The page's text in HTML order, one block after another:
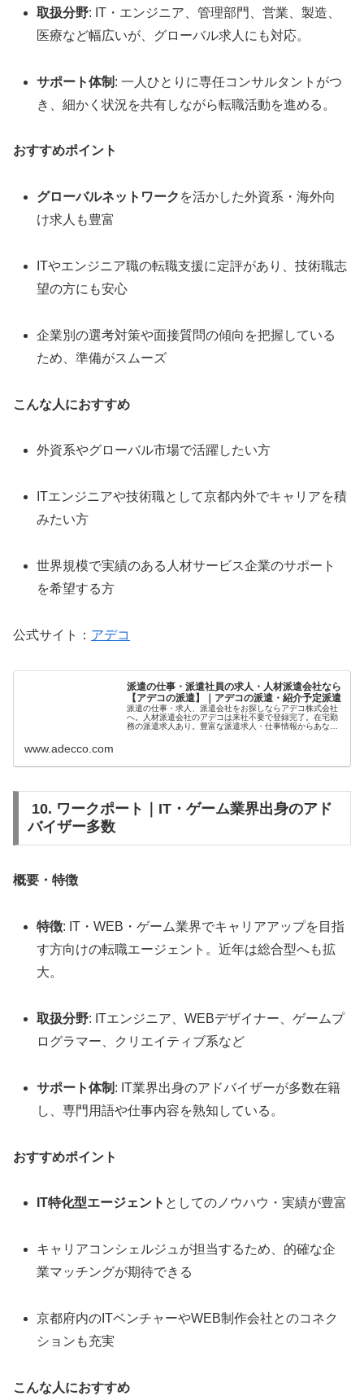
取扱分野: IT・エンジニア、管理部門、営業、製造、
医療など幅広いが、グローバル求人にも対応。
サポート体制 : 一人ひとりに専任コンサルタントがつ
き、細かく状況を共有しながら転職活動を進める。
おすすめポイント
グローバルネットワーク を活かした外資系・海外向
け求人も豊富
ITやエンジニア職の転職支援に定評があり、技術職志
望の方にも安心
企業別の選考対策や面接質問の傾向を把握している
ため、準備がスムーズ
こんな人におすすめ
外資系やグローバル市場で活躍したい方
ITエンジニアや技術職として京都内外でキャリアを積
みたい方
世界規模で実績のある人材サービス企業のサポート
を希望する方
公式サイト： アデコ
派遣の仕事・派遣社員の求人・人材派遣会社なら
【アデコの派遣】｜アデコの派遣・紹介予定派遣
派遣の仕事・求人、派遣会社をお探しならアデコ株式会社
へ。人材派遣会社のアデコは来社不要で登録完了。在宅勤
務の派遣求人あり。豊富な派遣求人・仕事情報からあなた
www.adecco.com
10. ワークポート｜IT・ゲーム業界出身のアド
バイザー多数
概要・特徴
特徴: IT・WEB・ゲーム業界でキャリアアップを目指
す方向けの転職エージェント。近年は総合型へも拡
大。
取扱分野: ITエンジニア、WEBデザイナー、ゲームプ
ログラマー、クリエイティブ系など
サポート体制 : IT業界出身のアドバイザーが多数在籍
し、専門用語や仕事内容を熟知している。
おすすめポイント
IT特化型エージェント としてのノウハウ・実績が豊富
キャリアコンシェルジュが担当するため、的確な企
業マッチングが期待できる
京都府内のITベンチャーやWEB制作会社とのコネク
ションも充実
こんな人におすすめ